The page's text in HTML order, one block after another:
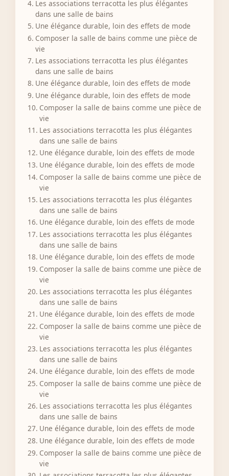
Les associations terracotta les plus élégantes
dans une salle de bains
Une élégance durable, loin des effets de mode
Composer la salle de bains comme une pièce de
vie
Les associations terracotta les plus élégantes
dans une salle de bains
Une élégance durable, loin des effets de mode
Une élégance durable, loin des effets de mode
Composer la salle de bains comme une pièce de
vie
Les associations terracotta les plus élégantes
dans une salle de bains
Une élégance durable, loin des effets de mode
Une élégance durable, loin des effets de mode
Composer la salle de bains comme une pièce de
vie
Les associations terracotta les plus élégantes
dans une salle de bains
Une élégance durable, loin des effets de mode
Les associations terracotta les plus élégantes
dans une salle de bains
Une élégance durable, loin des effets de mode
Composer la salle de bains comme une pièce de
vie
Les associations terracotta les plus élégantes
dans une salle de bains
Une élégance durable, loin des effets de mode
Composer la salle de bains comme une pièce de
vie
Les associations terracotta les plus élégantes
dans une salle de bains
Une élégance durable, loin des effets de mode
Composer la salle de bains comme une pièce de
vie
Les associations terracotta les plus élégantes
dans une salle de bains
Une élégance durable, loin des effets de mode
Une élégance durable, loin des effets de mode
Composer la salle de bains comme une pièce de
vie